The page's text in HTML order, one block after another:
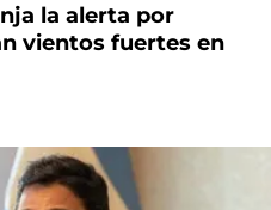
la alerta por
vientos fuertes en